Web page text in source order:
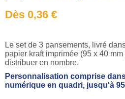
Dès 0,36 €
Le set de 3 pansements, livré
papier kraft imprimée (95 x 40
distribuer en nombre.
Personnalisation comprise
numérique en quadri, jusqu'à